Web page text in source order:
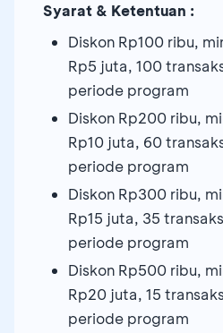
Syarat & Ketentuan :
Diskon Rp100 ribu,
Rp5 juta, 100
periode program
Diskon Rp200 ribu,
Rp10 juta, 60
periode program
Diskon Rp300 ribu,
Rp15 juta, 35
periode program
Diskon Rp500 ribu,
Rp20 juta, 15
periode program